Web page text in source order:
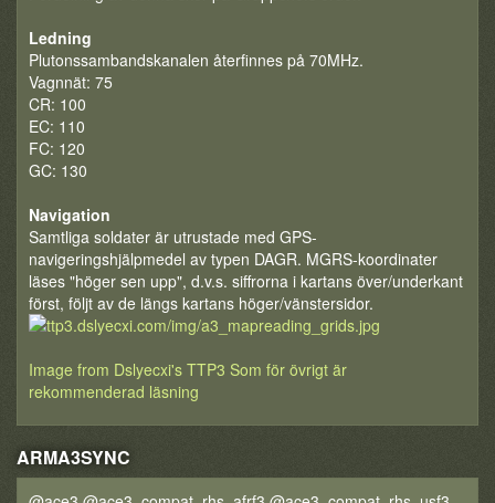
Ledning
Plutonssambandskanalen återfinnes på 70MHz.
Vagnnät: 75
CR: 100
EC: 110
FC: 120
GC: 130
Navigation
Samtliga soldater är utrustade med GPS-
navigeringshjälpmedel av typen DAGR. MGRS-koordinater
läses "höger sen upp", d.v.s. siffrorna i kartans över/underkant
först, följt av de längs kartans höger/vänstersidor.
Image from Dslyecxi's TTP3 Som för övrigt är
rekommenderad läsning
ARMA3SYNC